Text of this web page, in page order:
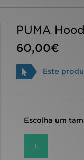
PUMA
60,00€
Este
Escolha um
L